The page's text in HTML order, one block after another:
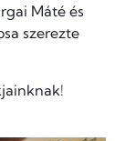
Máté és
szerezte